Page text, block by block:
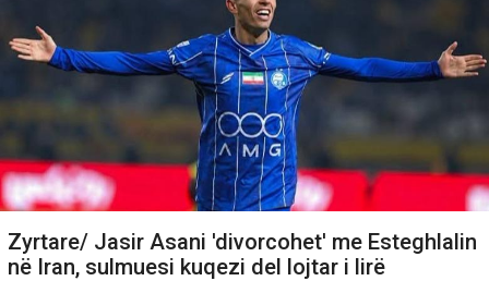
Zyrtare/ Jasir Asani 'divorcohet' me Esteghlalin
në Iran, sulmuesi kuqezi del lojtar i lirë